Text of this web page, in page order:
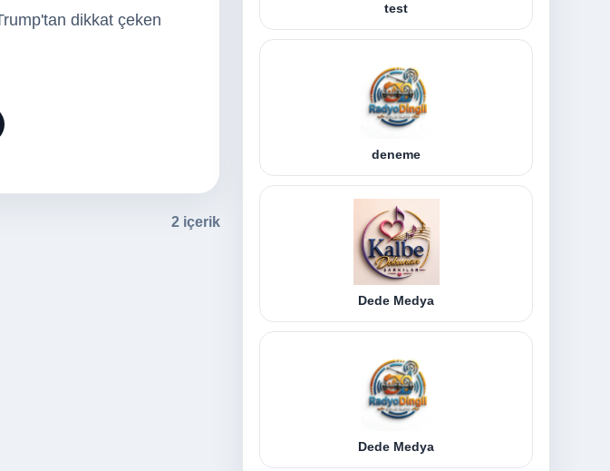
dikkat çeken
2 içerik
test
deneme
Dede Medya
Dede Medya